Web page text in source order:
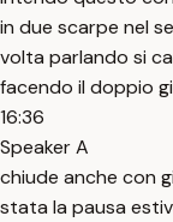
in due scarpe nel
volta parlando si
facendo il doppio
16:36
Speaker A
chiude anche con
stata la pausa